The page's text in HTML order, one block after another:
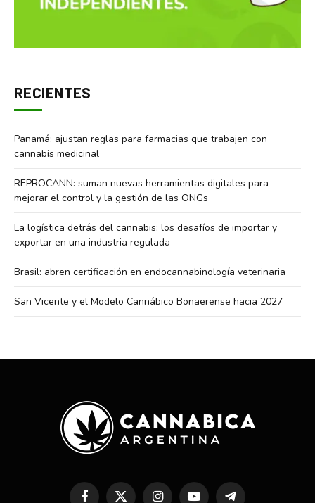
RECIENTES
Panamá: ajustan reglas para farmacias que trabajen con
cannabis medicinal
REPROCANN: suman nuevas herramientas digitales para
mejorar el control y la gestión de las ONGs
La logística detrás del cannabis: los desafíos de importar y
exportar en una industria regulada
Brasil: abren certificación en endocannabinología veterinaria
San Vicente y el Modelo Cannábico Bonaerense hacia 2027